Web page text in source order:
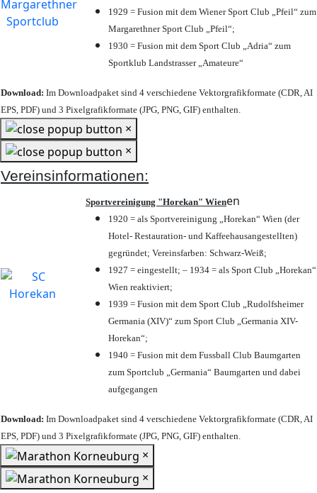
1929 = Fusion mit dem Wiener Sport Club „Pfeil“ zum
Margarethner Sport Club „Pfeil“;
1930 = Fusion mit dem Sport Club „Adria“ zum
Sportklub Landstrasser „Amateure“
Download: Im Downloadpaket sind 4 verschiedene Vektorgrafikformate (CDR, AI
EPS, PDF) und 3 Pixelgrafikformate (JPG, PNG, GIF) enthalten.
×
×
Vereinsinformationen:
Sportvereinigung "Horekan" Wienen
1920 = als Sportvereinigung „Horekan“ Wien (der
Hotel- Restauration- und Kaffeehausangestellten)
gegründet; Vereinsfarben: Schwarz-Weiß;
1927 = eingestellt; – 1934 = als Sport Club „Horekan“
Wien reaktiviert;
1939 = Fusion mit dem Sport Club „Rudolfsheimer
Germania (XIV)“ zum Sport Club „Germania XIV-
Horekan“;
1940 = Fusion mit dem Fussball Club Baumgarten
zum Sportclub „Germania“ Baumgarten und dabei
aufgegangen
Download: Im Downloadpaket sind 4 verschiedene Vektorgrafikformate (CDR, AI
EPS, PDF) und 3 Pixelgrafikformate (JPG, PNG, GIF) enthalten.
×
×